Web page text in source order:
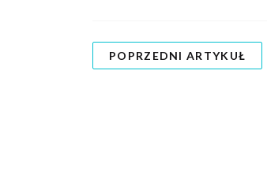
POPRZEDNI ARTYKUŁ